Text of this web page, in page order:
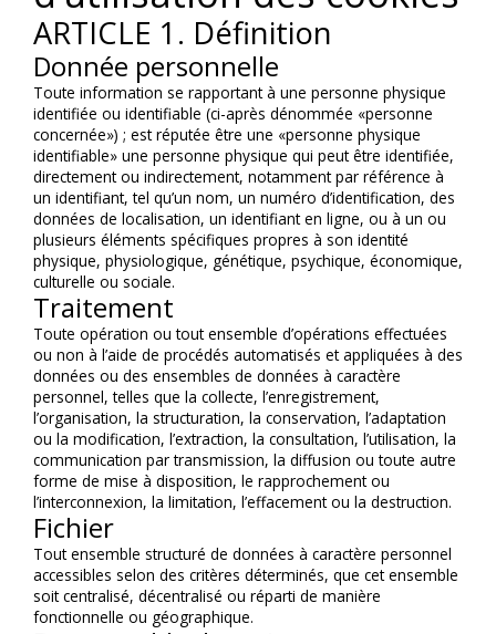
ARTICLE 1. Définition
Donnée personnelle
Toute information se rapportant à une personne physique
identifiée ou identifiable (ci-après dénommée «personne
concernée») ; est réputée être une «personne physique
identifiable» une personne physique qui peut être identifiée,
directement ou indirectement, notamment par référence à
un identifiant, tel qu’un nom, un numéro d’identification, des
données de localisation, un identifiant en ligne, ou à un ou
plusieurs éléments spécifiques propres à son identité
physique, physiologique, génétique, psychique, économique,
culturelle ou sociale.
Traitement
Toute opération ou tout ensemble d’opérations effectuées
ou non à l’aide de procédés automatisés et appliquées à des
données ou des ensembles de données à caractère
personnel, telles que la collecte, l’enregistrement,
l’organisation, la structuration, la conservation, l’adaptation
ou la modification, l’extraction, la consultation, l’utilisation, la
communication par transmission, la diffusion ou toute autre
forme de mise à disposition, le rapprochement ou
l’interconnexion, la limitation, l’effacement ou la destruction.
Fichier
Tout ensemble structuré de données à caractère personnel
accessibles selon des critères déterminés, que cet ensemble
soit centralisé, décentralisé ou réparti de manière
fonctionnelle ou géographique.